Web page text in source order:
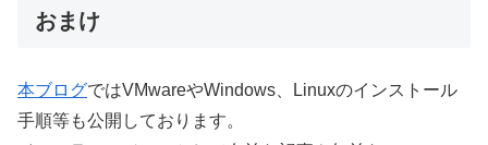
おまけ
本ブログではVMwareやWindows、Linuxのインストール
手順等も公開しております。